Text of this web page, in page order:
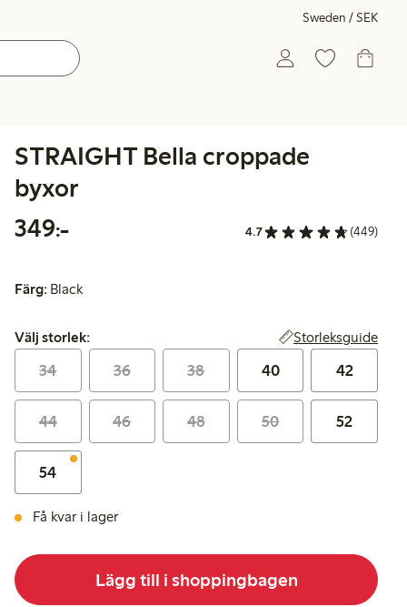
Sweden / SEK
STRAIGHT Bella croppade
byxor
349:-
4.7 (449)
Färg: Black
Välj storlek:
Välj storlek: Storleksguide
34 36 38 40 42
44 46 48 50 52
54
Få kvar i lager
Lägg till i shoppingbagen